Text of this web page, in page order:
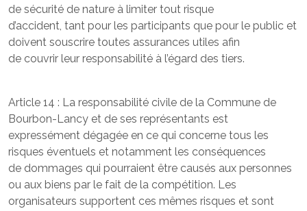
de sécurité de nature à limiter tout risque
d’accident, tant pour les participants que pour le public et
doivent souscrire toutes assurances utiles afin
de couvrir leur responsabilité à l’égard des tiers.
Article 14 : La responsabilité civile de la Commune de
Bourbon-Lancy et de ses représentants est
expressément dégagée en ce qui concerne tous les
risques éventuels et notamment les conséquences
de dommages qui pourraient être causés aux personnes
ou aux biens par le fait de la compétition. Les
organisateurs supportent ces mêmes risques et sont